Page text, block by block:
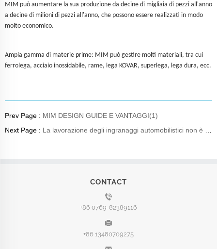
MIM può aumentare la sua produzione da decine di migliaia di pezzi all'anno
a decine di milioni di pezzi all'anno, che possono essere realizzati in modo
molto economico.
Ampia gamma di materie prime: MIM può gestire molti materiali, tra cui
ferrolega, acciaio inossidabile, rame, lega KOVAR, superlega, lega dura, ecc.
Prev Page : MIM DESIGN GUIDE E VANTAGGI(1)
Next Page : La lavorazione degli ingranaggi automobilistici non è semplice e la sbavatura non può essere separata da essa!
CONTACT
+86 0769-82389116
+86 13480709275